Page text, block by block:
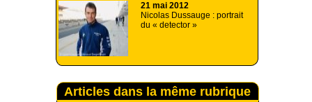
21 mai 2012
Nicolas Dussauge : portrait
du « detector »
Articles dans la même rubrique